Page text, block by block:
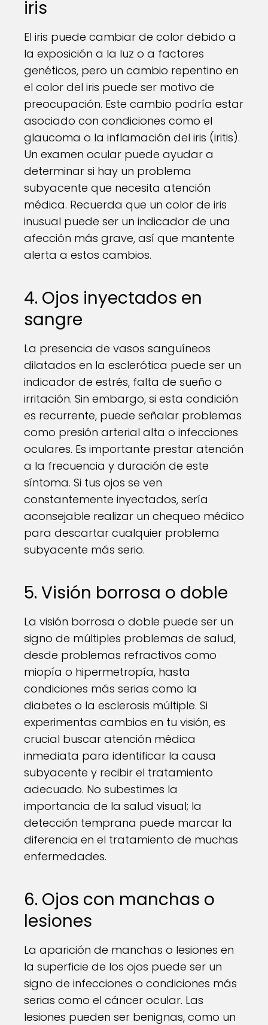
iris
El iris puede cambiar de color debido a
la exposición a la luz o a factores
genéticos, pero un cambio repentino en
el color del iris puede ser motivo de
preocupación. Este cambio podría estar
asociado con condiciones como el
glaucoma o la inflamación del iris (iritis).
Un examen ocular puede ayudar a
determinar si hay un problema
subyacente que necesita atención
médica. Recuerda que un color de iris
inusual puede ser un indicador de una
afección más grave, así que mantente
alerta a estos cambios.
4. Ojos inyectados en
sangre
La presencia de vasos sanguíneos
dilatados en la esclerótica puede ser un
indicador de estrés, falta de sueño o
irritación. Sin embargo, si esta condición
es recurrente, puede señalar problemas
como presión arterial alta o infecciones
oculares. Es importante prestar atención
a la frecuencia y duración de este
síntoma. Si tus ojos se ven
constantemente inyectados, sería
aconsejable realizar un chequeo médico
para descartar cualquier problema
subyacente más serio.
5. Visión borrosa o doble
La visión borrosa o doble puede ser un
signo de múltiples problemas de salud,
desde problemas refractivos como
miopía o hipermetropía, hasta
condiciones más serias como la
diabetes o la esclerosis múltiple. Si
experimentas cambios en tu visión, es
crucial buscar atención médica
inmediata para identificar la causa
subyacente y recibir el tratamiento
adecuado. No subestimes la
importancia de la salud visual; la
detección temprana puede marcar la
diferencia en el tratamiento de muchas
enfermedades.
6. Ojos con manchas o
lesiones
La aparición de manchas o lesiones en
la superficie de los ojos puede ser un
signo de infecciones o condiciones más
serias como el cáncer ocular. Las
lesiones pueden ser benignas, como un